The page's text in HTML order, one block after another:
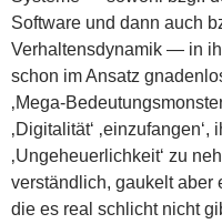
Software und dann auch
Verhaltensdynamik — in
schon im Ansatz
‚Mega-
‚Digitalität‘
‚Ungeheuerlichkeit‘ zu
verständlich, gaukelt aber
die es real schlicht nicht